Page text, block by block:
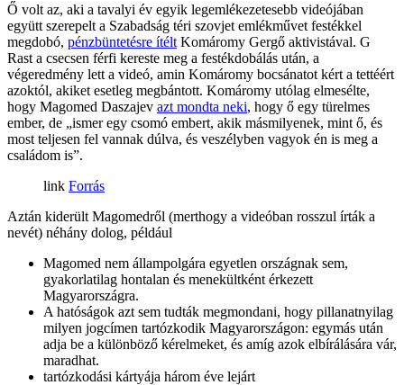
Ő volt az, aki a tavalyi év egyik legemlékezetesebb videójában
együtt szerepelt a Szabadság téri szovjet emlékművet festékkel
megdobó, pénzbüntetésre ítélt Komáromy Gergő aktivistával. G
Rast a csecsen férfi kereste meg a festékdobálás után, a
végeredmény lett a videó, amin Komáromy bocsánatot kért a tettéért
azoktól, akiket esetleg megbántott. Komáromy utólag elmesélte,
hogy Magomed Daszajev azt mondta neki, hogy ő egy türelmes
ember, de „ismer egy csomó embert, akik másmilyenek, mint ő, és
most teljesen fel vannak dúlva, és veszélyben vagyok én is meg a
családom is”.
Forrás
Aztán kiderült Magomedről (merthogy a videóban rosszul írták a
nevét) néhány dolog, például
Magomed nem állampolgára egyetlen országnak sem,
gyakorlatilag hontalan és menekültként érkezett
Magyarországra.
A hatóságok azt sem tudták megmondani, hogy pillanatnyilag
milyen jogcímen tartózkodik Magyarországon: egymás után
adja be a különböző kérelmeket, és amíg azok elbírálására vár,
maradhat.
tartózkodási kártyája három éve lejárt